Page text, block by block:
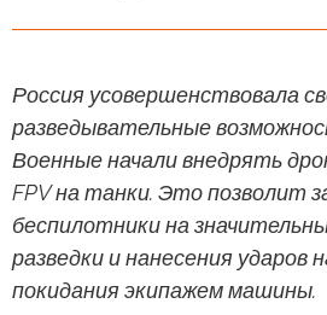
Россия усовершенствовала
разведывательные
Военные начали внедрять
FPV на танки. Это позволит
беспилотники на
разведки и нанесения ударов
покидания экипажем машины.